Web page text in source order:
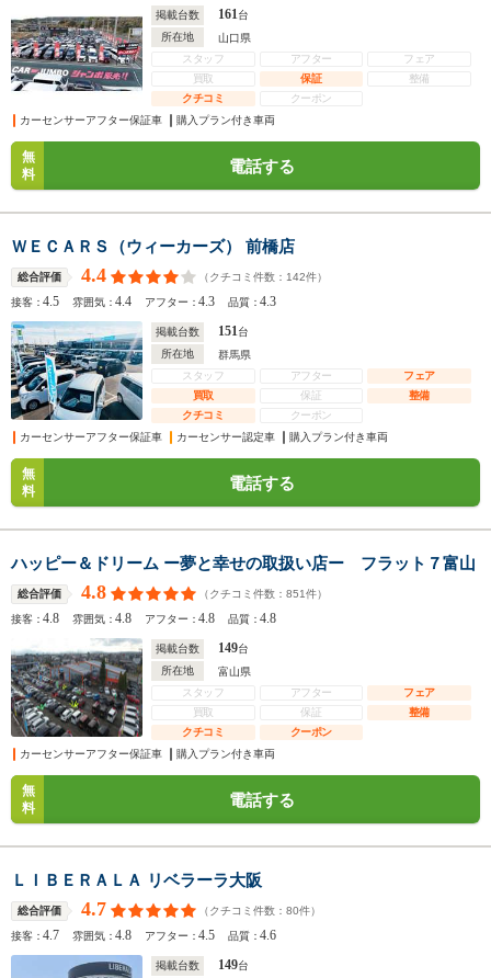
掲載台数 161台
所在地
山口県
スタッフ
アフター
フェア
買取
保証
整備
クチコミ
クーポン
カーセンサーアフター保証車
購入プラン付き車両
無
料
電話する
ＷＥＣＡＲＳ（ウィーカーズ） 前橋店
総合評価 4.4 （クチコミ件数： 142件）
接客：4.5 雰囲気：4.4 アフター：4.3 品質：4.3
掲載台数 151台
所在地
群馬県
スタッフ
アフター
フェア
買取
保証
整備
クチコミ
クーポン
カーセンサーアフター保証車
カーセンサー認定車 購入プラン付き車両
無
料
電話する
ハッピー＆ドリーム ー夢と幸せの取扱い店ー フラット７富山
総合評価 4.8 （クチコミ件数： 851件）
接客：4.8 雰囲気：4.8 アフター：4.8 品質：4.8
掲載台数 149台
所在地
富山県
スタッフ
アフター
フェア
買取
保証
整備
クチコミ
クーポン
カーセンサーアフター保証車
購入プラン付き車両
無
料
電話する
ＬＩＢＥＲＡＬＡ リベラーラ大阪
総合評価 4.7 （クチコミ件数： 80件）
接客：4.7 雰囲気：4.8 アフター：4.5 品質：4.6
掲載台数 149台